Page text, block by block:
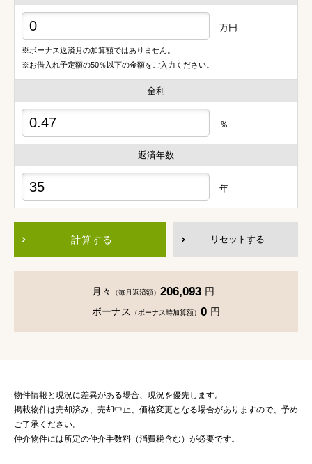
万円
※ボーナス返済月の加算額ではありません。
※お借入れ予定額の50％以下の金額をご入力ください。
金利
％
返済年数
年
計算する リセットする
月々 （毎月返済額） 206,093 円
ボーナス
（ボーナス時加算額） 0 円
物件情報と現況に差異がある場合、現況を優先します。
掲載物件は売却済み、売却中止、価格変更となる場合がありますので、予め
ご了承ください。
仲介物件には所定の仲介手数料（消費税含む）が必要です。